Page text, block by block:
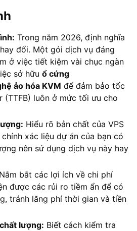
Trong năm 2026, định nghĩa
đổi. Một gói dịch vụ đáng
ở việc tiết kiệm vài chục ngàn
sở hữu ổ cứng
ảo hóa KVM để đảm bảo tốc
(TTFB) luôn ở mức tối ưu cho
Hiểu rõ bản chất của VPS
xác liệu dự án của bạn có
nên sử dụng dịch vụ này hay
Nắm bắt các lợi ích về chi phí
được các rủi ro tiềm ẩn để có
tránh lãng phí thời gian và tiền
lượng: Biết cách kiểm tra